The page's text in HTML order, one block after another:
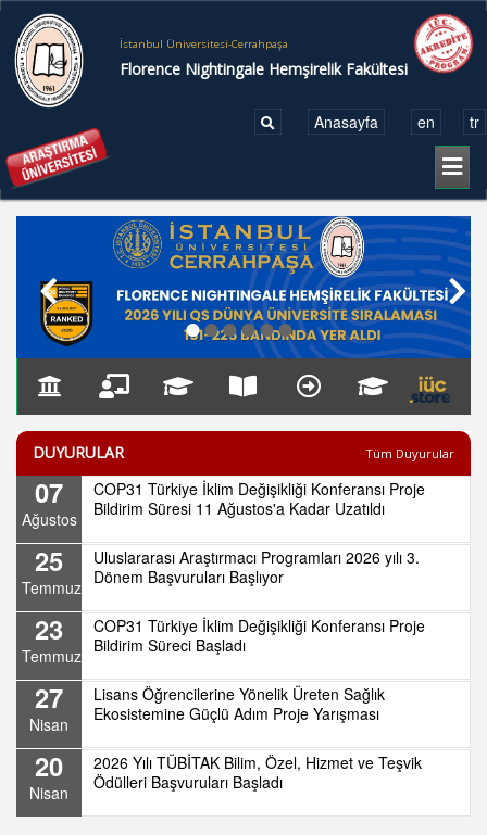
İstanbul Üniversitesi-Cerrahpaşa
Florence Nightingale Hemşirelik Fakültesi
Anasayfa en tr
Toggle
●●●●●●
DUYURULAR Tüm Duyurular
07
Ağustos
COP31 Türkiye İklim Değişikliği Konferansı Proje
Bildirim Süresi 11 Ağustos'a Kadar Uzatıldı
25
Temmuz
Uluslararası Araştırmacı Programları 2026 yılı 3.
Dönem Başvuruları Başlıyor
23
Temmuz
COP31 Türkiye İklim Değişikliği Konferansı Proje
Bildirim Süreci Başladı
27
Nisan
Lisans Öğrencilerine Yönelik Üreten Sağlık
Ekosistemine Güçlü Adım Proje Yarışması
20
Nisan
2026 Yılı TÜBİTAK Bilim, Özel, Hizmet ve Teşvik
Ödülleri Başvuruları Başladı